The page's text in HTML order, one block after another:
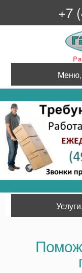
+7
Меню,